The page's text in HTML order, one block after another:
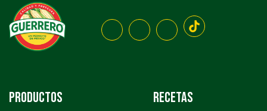
Productos Recetas